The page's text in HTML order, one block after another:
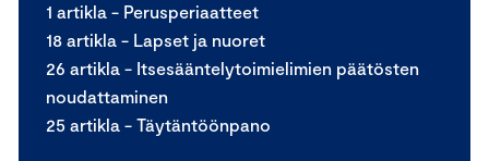
1 artikla - Perusperiaatteet
18 artikla - Lapset ja nuoret
26 artikla - Itsesääntelytoimielimien päätösten
noudattaminen
25 artikla - Täytäntöönpano